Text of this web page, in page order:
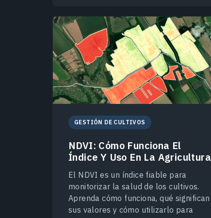
GESTIÓN DE CULTIVOS
NDVI: Cómo Funciona El
Índice Y Uso En La Agricultura
El NDVI es un índice fiable para
monitorizar la salud de los cultivos.
Aprenda cómo funciona, qué significan
sus valores y cómo utilizarlo para